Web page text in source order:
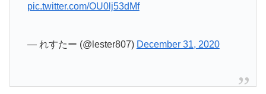
pic.twitter.com/OU0lj53dMf
— れすたー (@lester807) December 31, 2020